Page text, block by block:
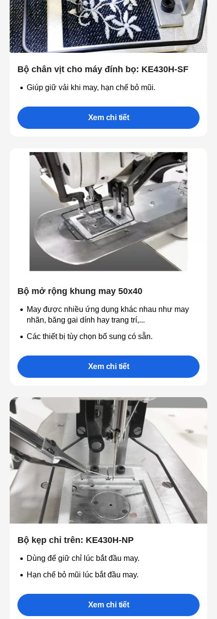
Bộ chân vịt cho máy đính bọ: KE430H-SF
Giúp giữ vải khi may, hạn chế bỏ mũi.
Xem chi tiết
Bộ mở rộng khung may 50x40
May được nhiều ứng dụng khác nhau như may
nhãn, băng gai dính hay trang trí,...
Các thiết bị tùy chọn bổ sung có sẵn.
Xem chi tiết
Bộ kẹp chỉ trên: KE430H-NP
Dùng để giữ chỉ lúc bắt đầu may.
Hạn chế bỏ mũi lúc bắt đầu may.
Xem chi tiết